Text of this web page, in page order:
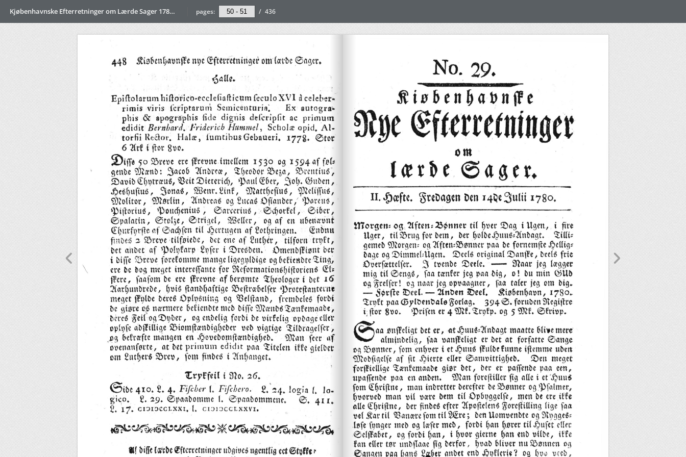
Kjøbenhavnske Efterretninger om Lærde Sager 1780_II pages: / 436